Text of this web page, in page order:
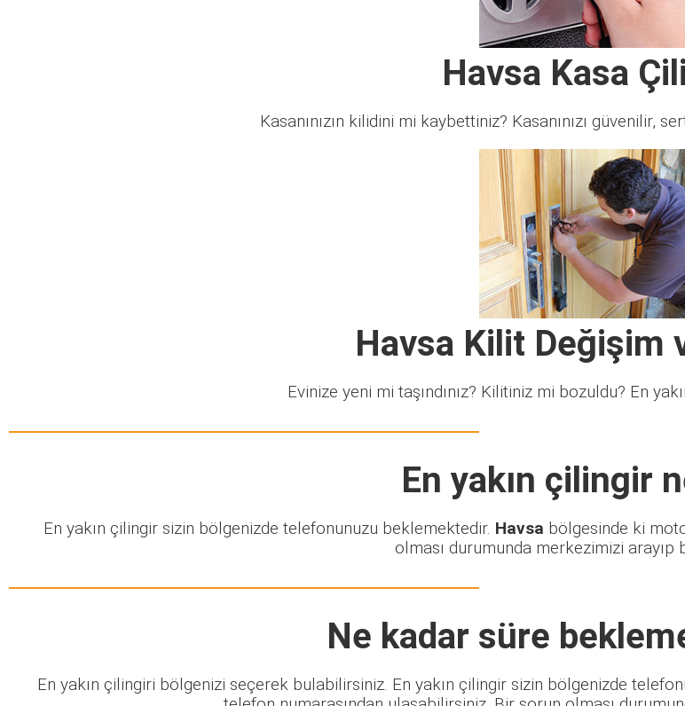
Havsa Kasa
Kasanınızın kilidini mi kaybettiniz? Kasanınızı güvenilir,
Havsa Kilit Değişim
Evinize yeni mi taşındınız? Kilitiniz mi bozuldu? En
En yakın çilingir
En yakın çilingir sizin bölgenizde telefonunuzu beklemektedir. Havsa bölgesinde ki
olması durumunda merkezimizi arayıp
Ne kadar süre
En yakın çilingiri bölgenizi seçerek bulabilirsiniz. En yakın çilingir sizin bölgenizde